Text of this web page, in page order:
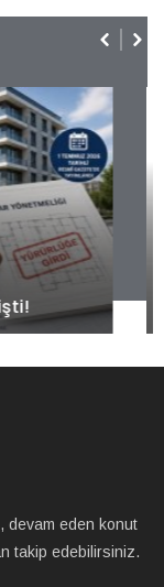
ilgili
devam eden konut
takip edebilirsiniz.